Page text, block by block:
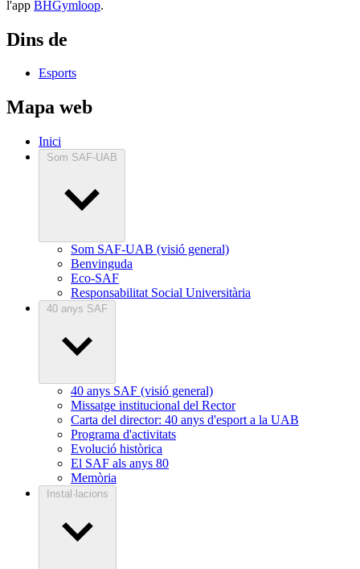
l'app BHGymloop.
Dins de
Esports
Mapa web
Inici
Som SAF-UAB
Som SAF-UAB (visió general)
Benvinguda
Eco-SAF
Responsabilitat Social Universitària
40 anys SAF
40 anys SAF (visió general)
Missatge institucional del Rector
Carta del director: 40 anys d'esport a la UAB
Programa d'activitats
Evolució històrica
El SAF als anys 80
Memòria
Instal·lacions